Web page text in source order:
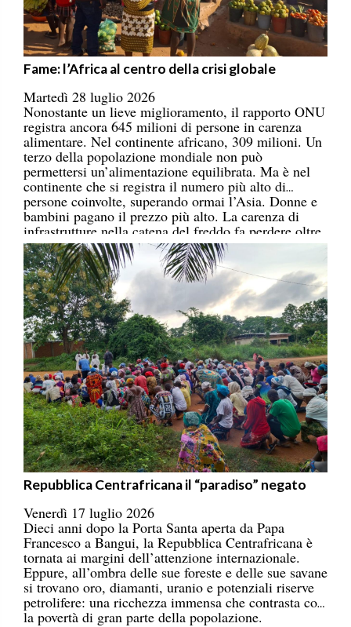
Fame: l’Africa al centro della crisi globale
Martedì 28 luglio 2026
Nonostante un lieve miglioramento, il rapporto ONU
registra ancora 645 milioni di persone in carenza
alimentare. Nel continente africano, 309 milioni. Un
terzo della popolazione mondiale non può
permettersi un’alimentazione equilibrata. Ma è nel
continente che si registra il numero più alto di
persone coinvolte, superando ormai l’Asia. Donne e
bambini pagano il prezzo più alto. La carenza di
infrastrutture nella catena del freddo fa perdere oltre
un terzo della produzione di frutta, verdura, pesce e
latticini.
Repubblica Centrafricana il “paradiso” negato
Venerdì 17 luglio 2026
Dieci anni dopo la Porta Santa aperta da Papa
Francesco a Bangui, la Repubblica Centrafricana è
tornata ai margini dell’attenzione internazionale.
Eppure, all’ombra delle sue foreste e delle sue savane
si trovano oro, diamanti, uranio e potenziali riserve
petrolifere: una ricchezza immensa che contrasta con
la povertà di gran parte della popolazione.